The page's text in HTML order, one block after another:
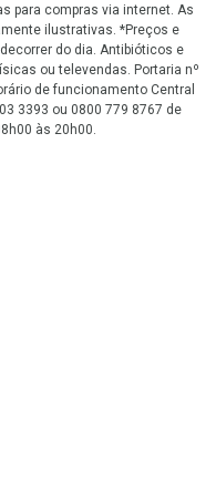
para compras via internet. As
ilustrativas. *Preços e
do dia. Antibióticos e
ou televendas. Portaria nº
de funcionamento Central
3393 ou 0800 779 8767 de
às 20h00.